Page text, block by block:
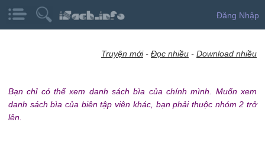
Đăng Nhập
Truyện mới- Đọc nhiều - Download nhiều
Bạn chỉ có thể xem danh sách bìa của chính mình. Muốn xem
danh sách bìa của biên tập viên khác, bạn phải thuộc nhóm 2 trở
lên.